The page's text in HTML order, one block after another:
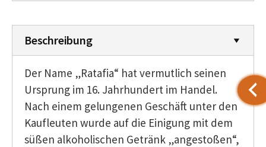
Beschreibung
Der Name „Ratafia“ hat vermutlich seinen
Ursprung im 16. Jahrhundert im Handel.
Nach einem gelungenen Geschäft unter den
Kaufleuten wurde auf die Einigung mit dem
süßen alkoholischen Getränk „angestoßen“,